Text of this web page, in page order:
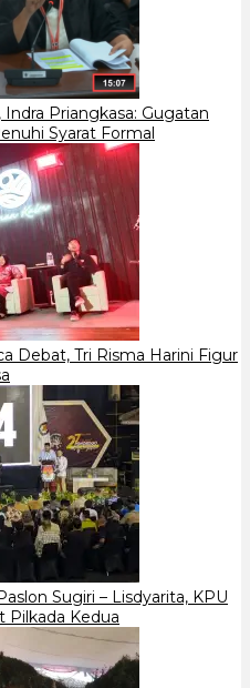
Indra Priangkasa: Gugatan
Syarat Formal
Debat, Tri Risma Harini Figur
Sugiri – Lisdyarita, KPU
Pilkada Kedua